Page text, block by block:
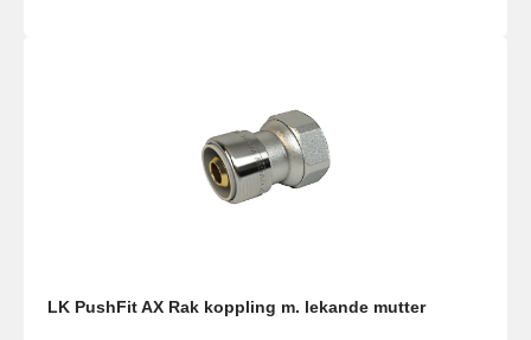
LK PushFit AX Rak koppling m. lekande mutter